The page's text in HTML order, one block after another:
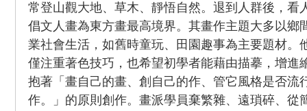
常登山觀大地、草木、靜悟自然。退到人群後，看
倡文人畫為東方畫最高境界。其畫作主題大多以鄉
業社會生活，如舊時童玩、田園趣事為主要題材。
僅注重著色技巧，也希望初學者能藉由描摹，增進
抱著「畫自己的畫、創自己的作、管它風格是否流
作。」的原則創作。畫派學員棄繁雜、遠瑣碎、從